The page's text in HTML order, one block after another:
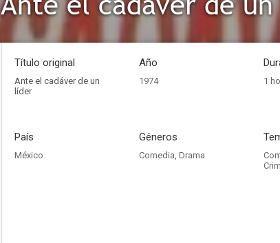
Título original
Ante el cadáver de un
líder
Año
1974 1
País
México
Géneros
Comedia, Drama